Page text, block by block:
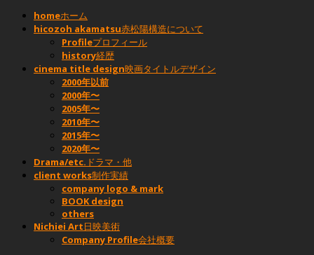
homeホーム
hicozoh akamatsu赤松陽構造について
Profileプロフィール
history経歴
cinema title design映画タイトルデザイン
2000年以前
2000年〜
2005年〜
2010年〜
2015年〜
2020年〜
Drama/etc. ドラマ・他
client works制作実績
company logo & mark
BOOK design
others
Nichiei Art日映美術
Company Profile会社概要